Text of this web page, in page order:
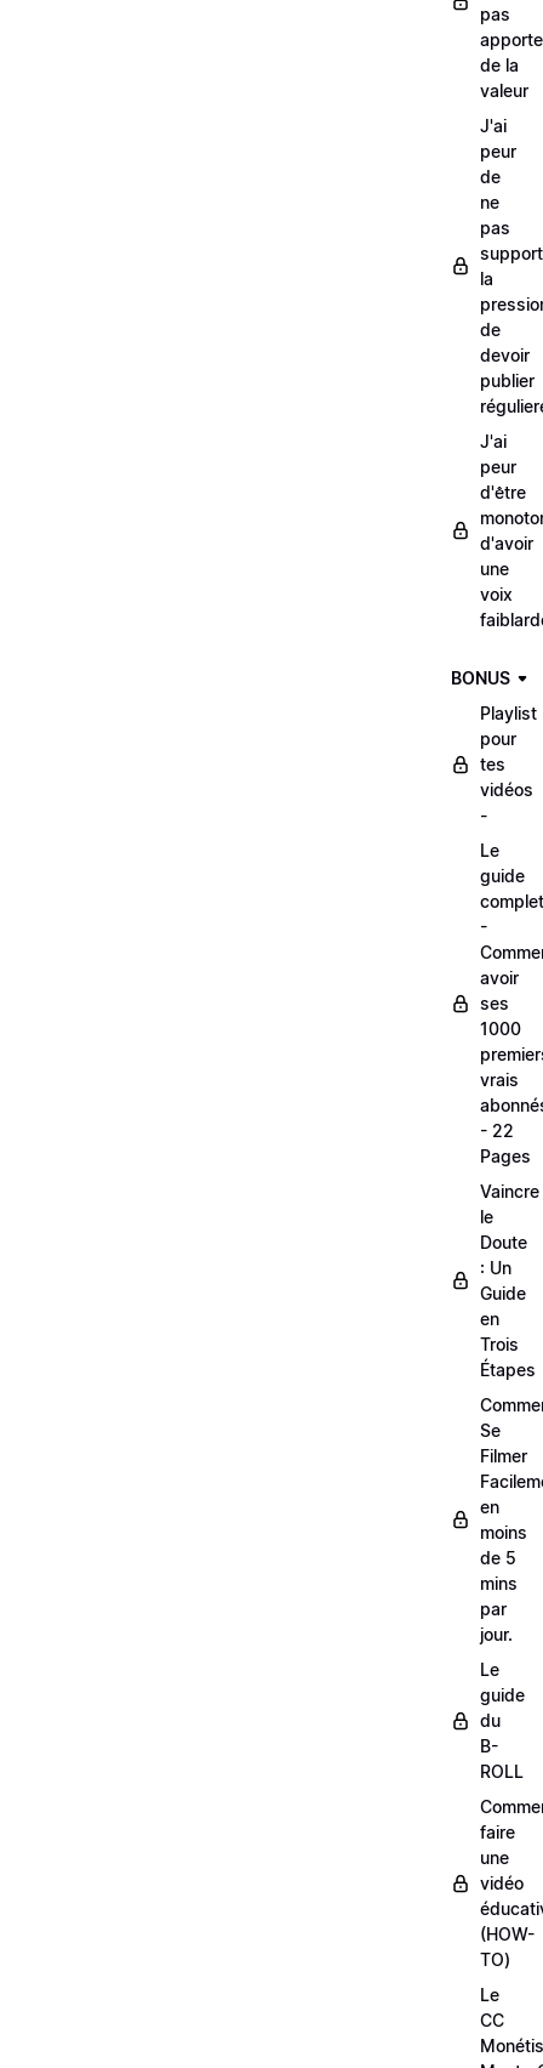
pas
de la
valeur
J'ai
peur
de
ne
pas
la
de
devoir
publier
J'ai
peur
d'être
d'avoir
une
voix
BONUS
Playlist
pour
tes
vidéos
-
Le
guide
complet
-
avoir
ses
1000
vrais
- 22
Pages
Vaincre
le
Doute
: Un
Guide
en
Trois
Étapes
Se
Filmer
en
moins
de 5
mins
par
jour.
Le
guide
du
B-
ROLL
faire
une
vidéo
(HOW-
TO)
Le
CC